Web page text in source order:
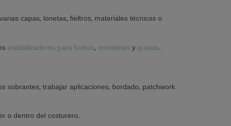
capas, lonetas, fieltros, materiales técnicos o
estabilizadores para bolsos, entretelas y guatas.
sobrantes, trabajar aplicaciones, bordado, patchwork
o dentro del costurero.